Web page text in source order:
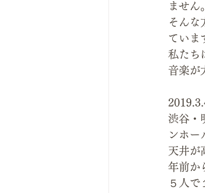
ません。
そんな
ていま
私たち
音楽が
渋谷・
ンホー
天井が
年前か
５人で